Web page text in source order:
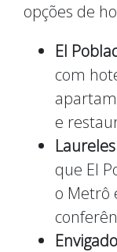
opções de
El
com
e
que El
o Metrô
Envigado